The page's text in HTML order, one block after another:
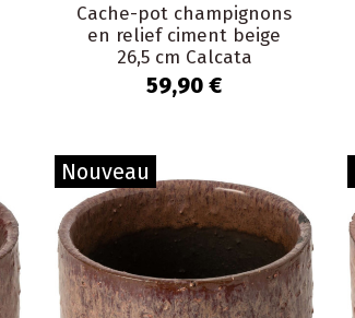
Cache-pot champignons
en relief ciment beige
26,5 cm Calcata
59,90 €
Nouveau